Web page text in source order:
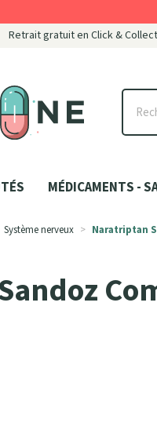
Retrait gratuit en Click & Collect
à votre service
MÉDICAMENTS -
Système nerveux Naratriptan